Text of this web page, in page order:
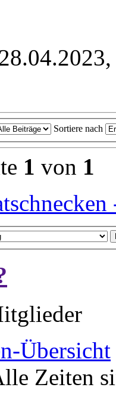
Sortiere nach
1 von 1
Übersicht
Zeiten